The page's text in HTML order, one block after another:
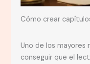
Cómo crear
Uno de los mayores
conseguir que el